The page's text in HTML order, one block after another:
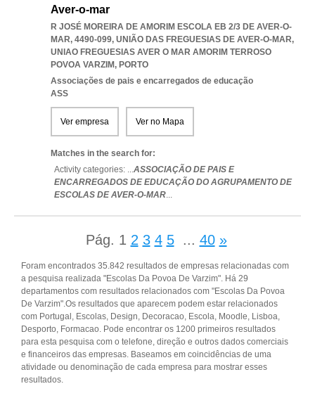
Aver-o-mar
R JOSÉ MOREIRA DE AMORIM ESCOLA EB 2/3 DE AVER-O-
MAR, 4490-099, UNIÃO DAS FREGUESIAS DE AVER-O-MAR,
UNIAO FREGUESIAS AVER O MAR AMORIM TERROSO
POVOA VARZIM, PORTO
Associações de pais e encarregados de educação
ASS
Ver empresa Ver no Mapa
Matches in the search for:
Activity categories: ...ASSOCIAÇÃO DE PAIS E
ENCARREGADOS DE EDUCAÇÃO DO AGRUPAMENTO DE
ESCOLAS DE AVER-O-MAR...
Pág. 1 2 3 4 5 ... 40 »
Foram encontrados 35.842 resultados de empresas relacionadas com
a pesquisa realizada "Escolas Da Povoa De Varzim". Há 29
departamentos com resultados relacionados com "Escolas Da Povoa
De Varzim".Os resultados que aparecem podem estar relacionados
com Portugal, Escolas, Design, Decoracao, Escola, Moodle, Lisboa,
Desporto, Formacao. Pode encontrar os 1200 primeiros resultados
para esta pesquisa com o telefone, direção e outros dados comerciais
e financeiros das empresas. Baseamos em coincidências de uma
atividade ou denominação de cada empresa para mostrar esses
resultados.